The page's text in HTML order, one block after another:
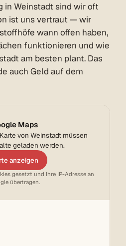
in Weinstadt sind wir oft
ist uns vertraut — wir
wann offen haben,
funktionieren und wie
am besten plant. Das
auch Geld auf dem
Maps
von Weinstadt müssen
geladen werden.
anzeigen
gesetzt und Ihre IP-Adresse an
übertragen.